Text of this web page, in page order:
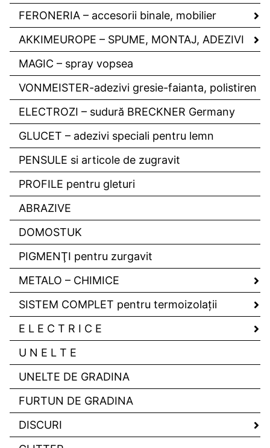
FERONERIA – accesorii binale, mobilier
AKKIMEUROPE – SPUME, MONTAJ, ADEZIVI
MAGIC – spray vopsea
VONMEISTER-adezivi gresie-faianta, polistiren
ELECTROZI – sudură BRECKNER Germany
GLUCET – adezivi speciali pentru lemn
PENSULE si articole de zugravit
PROFILE pentru gleturi
ABRAZIVE
DOMOSTUK
PIGMENŢI pentru zurgavit
METALO – CHIMICE
SISTEM COMPLET pentru termoizolaţii
E L E C T R I C E
U N E L T E
UNELTE DE GRADINA
FURTUN DE GRADINA
DISCURI